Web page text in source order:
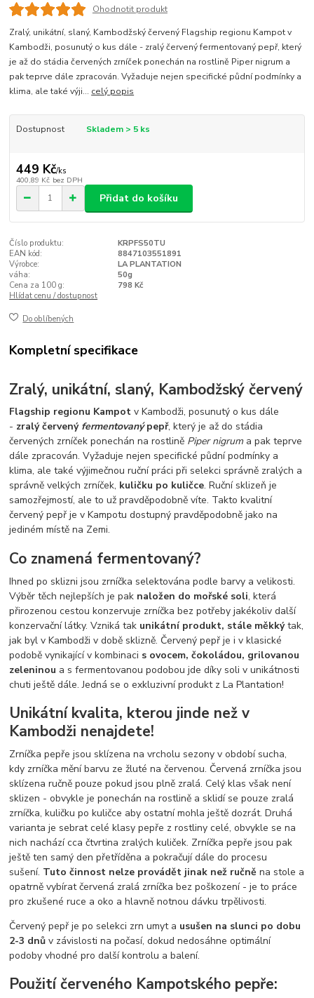
Ohodnotit produkt
Zralý, unikátní, slaný, Kambodžský červený Flagship regionu Kampot v
Kambodži, posunutý o kus dále - zralý červený fermentovaný pepř, který
je až do stádia červených zrníček ponechán na rostlině Piper nigrum a
pak teprve dále zpracován. Vyžaduje nejen specifické půdní podmínky a
klima, ale také výji... celý popis
Dostupnost Skladem > 5 ks
449 Kč/ks
400,89 Kč bez DPH
Přidat do košíku
Číslo produktu:
KRPFS50TU
EAN kód:
8847103551891
Výrobce:
LA PLANTATION
váha:
50g
Cena za 100 g:
798 Kč
Hlídat cenu / dostupnost
Do oblíbených
Kompletní specifikace
Zralý, unikátní, slaný, Kambodžský červený
Flagship regionu Kampot v Kambodži, posunutý o kus dále
- zralý červený fermentovanýpepř, který je až do stádia
červených zrníček ponechán na rostlině Piper nigruma pak teprve
dále zpracován. Vyžaduje nejen specifické půdní podmínky a
klima, ale také výjimečnou ruční práci při selekci správně zralých a
správně velkých zrníček, kuličku po kuličce. Ruční sklizeň je
samozřejmostí, ale to už pravděpodobně víte. Takto kvalitní
červený pepř je v Kampotu dostupný pravděpodobně jako na
jediném místě na Zemi.
Co znamená fermentovaný?
Ihned po sklizni jsou zrníčka selektována podle barvy a velikosti.
Výběr těch nejlepších je pak naložen do mořské soli, která
přirozenou cestou konzervuje zrníčka bez potřeby jakékoliv další
konzervační látky. Vzniká tak unikátní produkt, stále měkkýtak,
jak byl v Kambodži v době sklizně. Červený pepř je i v klasické
podobě vynikající v kombinaci s ovocem, čokoládou, grilovanou
zeleninou a s fermentovanou podobou jde díky soli v unikátnosti
chuti ještě dále. Jedná se o exkluzivní produkt z La Plantation!
Unikátní kvalita, kterou jinde než v
Kambodži nenajdete!
Zrníčka pepře jsou sklízena na vrcholu sezony v období sucha,
kdy zrníčka mění barvu ze žluté na červenou. Červená zrníčka jsou
sklízena ručně pouze pokud jsou plně zralá. Celý klas však není
sklizen - obvykle je ponechán na rostlině a sklidí se pouze zralá
zrníčka, kuličku po kuličce aby ostatní mohla ještě dozrát. Druhá
varianta je sebrat celé klasy pepře z rostliny celé, obvykle se na
nich nachází cca čtvrtina zralých kuliček. Zrníčka pepře jsou pak
ještě ten samý den přetříděna a pokračují dále do procesu
sušení. Tuto činnost nelze provádět jinak než ručně na stole a
opatrně vybírat červená zralá zrníčka bez poškození - je to práce
pro zkušené ruce a oko a hlavně notnou dávku trpělivosti.
Červený pepř je po selekci zrn umyt a usušen na slunci po dobu
2-3 dnů v závislosti na počasí, dokud nedosáhne optimální
podoby vhodné pro další kontrolu a balení.
Použití červeného Kampotského pepře: